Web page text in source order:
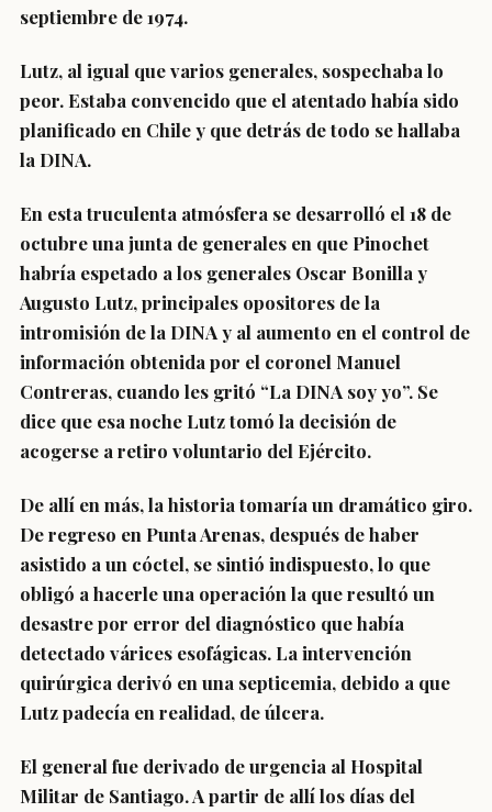
septiembre de 1974.
Lutz, al igual que varios generales, sospechaba lo
peor. Estaba convencido que el atentado había sido
planificado en Chile y que detrás de todo se hallaba
la DINA.
En esta truculenta atmósfera se desarrolló el 18 de
octubre una junta de generales en que Pinochet
habría espetado a los generales Oscar Bonilla y
Augusto Lutz, principales opositores de la
intromisión de la DINA y al aumento en el control de
información obtenida por el coronel Manuel
Contreras, cuando les gritó “La DINA soy yo”. Se
dice que esa noche Lutz tomó la decisión de
acogerse a retiro voluntario del Ejército.
De allí en más, la historia tomaría un dramático giro.
De regreso en Punta Arenas, después de haber
asistido a un cóctel, se sintió indispuesto, lo que
obligó a hacerle una operación la que resultó un
desastre por error del diagnóstico que había
detectado várices esofágicas. La intervención
quirúrgica derivó en una septicemia, debido a que
Lutz padecía en realidad, de úlcera.
El general fue derivado de urgencia al Hospital
Militar de Santiago. A partir de allí los días del